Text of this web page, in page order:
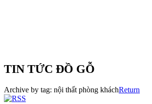
TIN TỨC ĐỒ GỖ
Archive by tag: nội thất phòng kháchReturn